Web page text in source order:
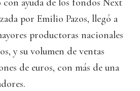
ayuda de los fondos Next
por Emilio Pazos, llegó a
productoras nacionales
y su volumen de ventas
de euros, con más de una